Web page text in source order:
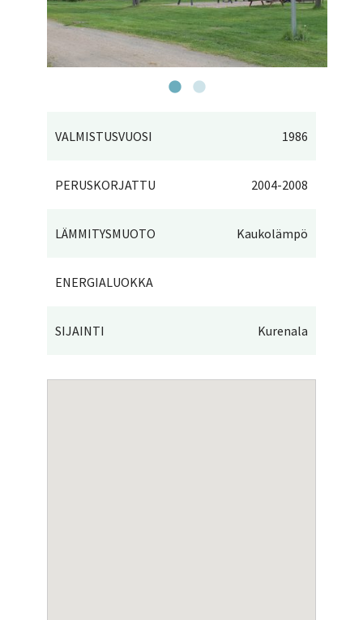
VALMISTUSVUOSI 1986
PERUSKORJATTU 2004-2008
LÄMMITYSMUOTO Kaukolämpö
ENERGIALUOKKA
SIJAINTI Kurenala